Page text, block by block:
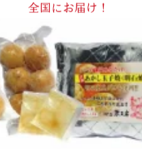
全国にお届け！